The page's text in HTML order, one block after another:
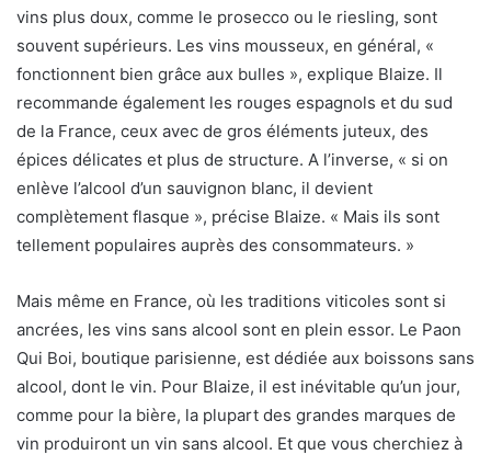
vins plus doux, comme le prosecco ou le riesling, sont
souvent supérieurs. Les vins mousseux, en général, «
fonctionnent bien grâce aux bulles », explique Blaize. Il
recommande également les rouges espagnols et du sud
de la France, ceux avec de gros éléments juteux, des
épices délicates et plus de structure. A l’inverse, « si on
enlève l’alcool d’un sauvignon blanc, il devient
complètement flasque », précise Blaize. « Mais ils sont
tellement populaires auprès des consommateurs. »
Mais même en France, où les traditions viticoles sont si
ancrées, les vins sans alcool sont en plein essor. Le Paon
Qui Boi, boutique parisienne, est dédiée aux boissons sans
alcool, dont le vin. Pour Blaize, il est inévitable qu’un jour,
comme pour la bière, la plupart des grandes marques de
vin produiront un vin sans alcool. Et que vous cherchiez à